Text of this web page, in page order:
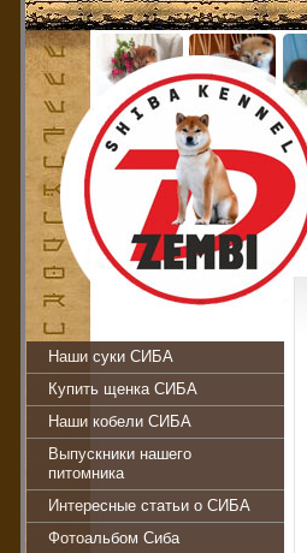
Наши суки СИБА
Купить щенка СИБА
Наши кобели СИБА
Выпускники нашего
питомника
Интересные статьи о СИБА
Фотоальбом Сиба